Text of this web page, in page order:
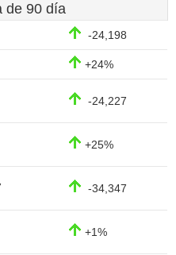
de 90 día
-24,198
+24%
-24,227
+25%
-34,347
+1%